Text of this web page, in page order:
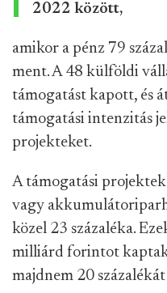
2022 között,
amikor a pénz 79
ment. A 48 külföldi
támogatást kapott, és
támogatási intenzitás
projekteket.
A támogatási
vagy
közel 23 százaléka.
milliárd forintot
majdnem 20